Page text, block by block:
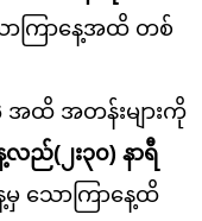
ာကြာနေ့အထိ တစ်
6 အထိ အတန်းများကို
လည်(၂း၃၀) နာရီ
သောကြာနေ့ထိ